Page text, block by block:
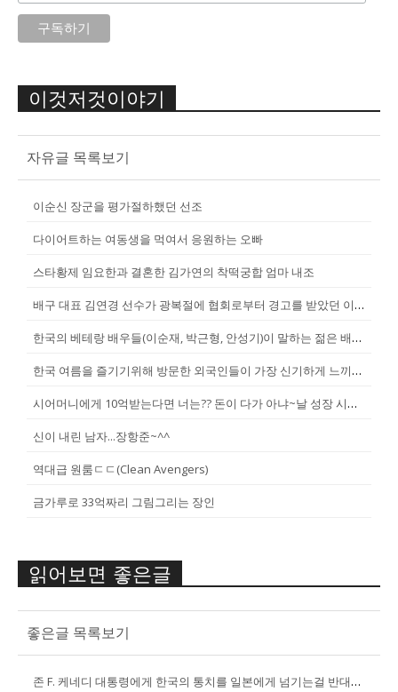
이것저것이야기
자유글 목록보기
이순신 장군을 평가절하했던 선조
다이어트하는 여동생을 먹여서 응원하는 오빠
스타황제 임요한과 결혼한 김가연의 착떡궁합 엄마 내조
배구 대표 김연경 선수가 광복절에 협회로부터 경고를 받았던 이유
한국의 베테랑 배우들(이순재, 박근형, 안성기)이 말하는 젊은 배우들
한국 여름을 즐기기위해 방문한 외국인들이 가장 신기하게 느끼는 것(암내가...
시어머니에게 10억받는다면 너는?? 돈이 다가 아냐~날 성장 시켜줄 남자...
신이 내린 남자...장항준~^^
역대급 원룸ㄷㄷ(Clean Avengers)
금가루로 33억짜리 그림그리는 장인
읽어보면 좋은글
좋은글 목록보기
존 F. 케네디 대통령에게 한국의 통치를 일본에게 넘기는걸 반대한 펄벅 ...